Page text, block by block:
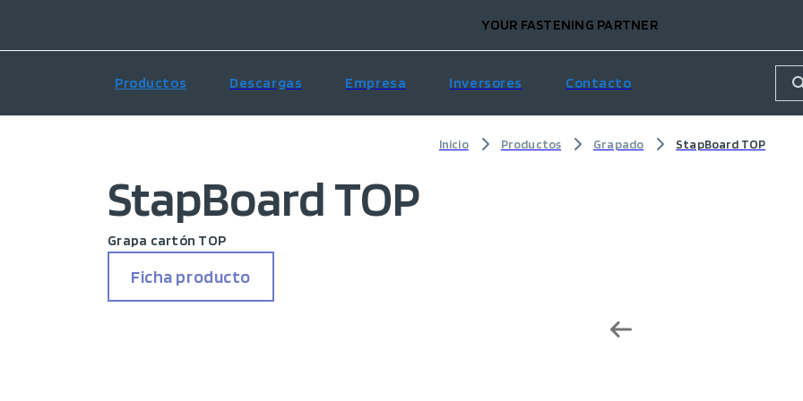
YOUR FASTENING PARTNER
Productos Descargas Empresa Inversores Contacto
Inicio Productos Grapado StapBoard TOP
StapBoard TOP
Grapa cartón TOP
Ficha producto